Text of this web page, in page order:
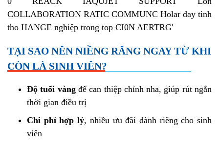
TẠI SAO NÊN NIỀNG RĂNG NGAY TỪ KHI
CÒN LÀ SINH VIÊN?
Độ tuổi vàngđể can thiệp chỉnh nha, giúp rút ngắn
thời gian điều trị
Chi phí hợp lý, nhiều ưu đãi dành riêng cho sinh
viên